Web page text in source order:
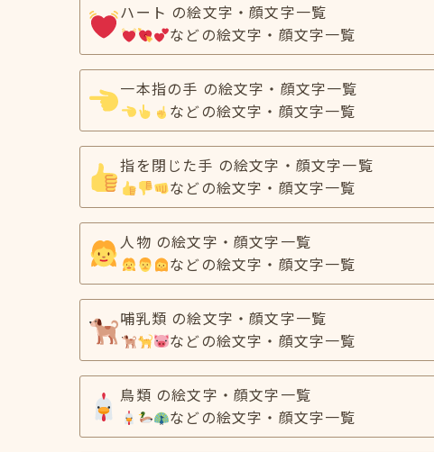
ハート の絵文字・顔文字一覧
などの絵文字・顔文字一覧
一本指の手 の絵文字・顔文字一覧
などの絵文字・顔文字一覧
指を閉じた手 の絵文字・顔文字一覧
などの絵文字・顔文字一覧
人物 の絵文字・顔文字一覧
などの絵文字・顔文字一覧
哺乳類 の絵文字・顔文字一覧
などの絵文字・顔文字一覧
鳥類 の絵文字・顔文字一覧
などの絵文字・顔文字一覧